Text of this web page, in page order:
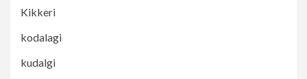
Kikkeri
kodalagi
kudalgi